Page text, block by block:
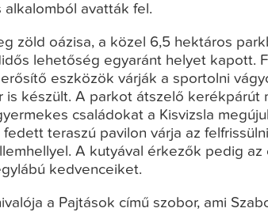
alkalomból avatták fel.
zöld oázisa, a közel 6,5 hektáros
lehetőség egyaránt helyet kapott.
eszközök várják a sportolni
készült. A parkot átszelő kerékpárút
családokat a Kisvizsla
teraszú pavilon várja az
A kutyával érkezők pedig
kedvenceiket.
a Pajtások című szobor, ami